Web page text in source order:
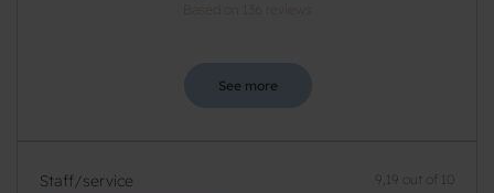
Based on 136 reviews
See more
Staff/service 9,19 out of 10